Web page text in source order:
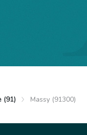
Bureaux
(91) Massy (91300)